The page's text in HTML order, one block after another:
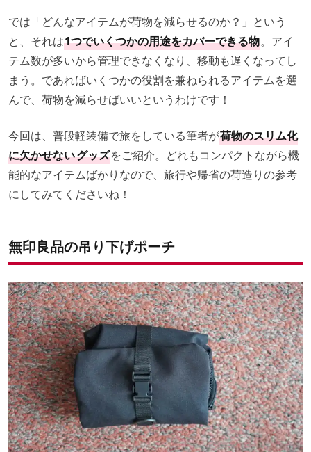
では「どんなアイテムが荷物を減らせるのか？」という
と、それは1つでいくつかの用途をカバーできる物。アイ
テム数が多いから管理できなくなり、移動も遅くなってし
まう。であればいくつかの役割を兼ねられるアイテムを選
んで、荷物を減らせばいいというわけです！
今回は、普段軽装備で旅をしている筆者が荷物のスリム化
に欠かせないグッズをご紹介。どれもコンパクトながら機
能的なアイテムばかりなので、旅行や帰省の荷造りの参考
にしてみてくださいね！
無印良品の吊り下げポーチ